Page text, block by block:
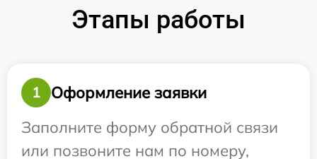
Этапы работы
1
Оформление заявки
Заполните форму обратной связи
или позвоните нам по номеру,